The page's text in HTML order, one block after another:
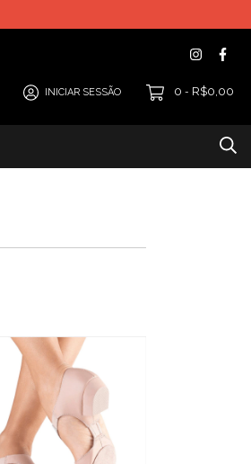
INICIAR SESSÃO 0 - R$0,00